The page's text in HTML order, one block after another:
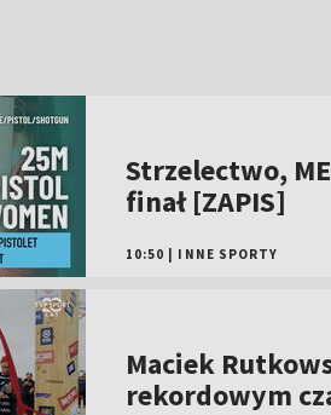
Strzelectwo,
finał [ZAPIS]
10:50 INNE SPORTY
Maciek
rekordowym